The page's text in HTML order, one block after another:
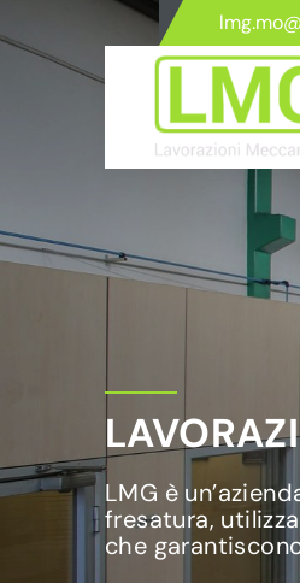
LMG è
fresatura,
che